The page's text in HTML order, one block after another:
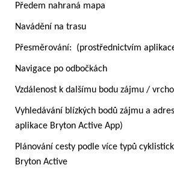
Předem nahraná mapa
Navádění na trasu
Přesměrování: (prostřednictvím
Navigace po odbočkách
Vzdálenost k dalšímu bodu zájmu /
Vyhledávání blízkých bodů zájmu a
aplikace Bryton Active App)
Plánování cesty podle více typů
Bryton Active